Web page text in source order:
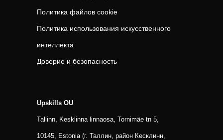
Политика файлов cookie
Политика использования искусственного
интеллекта
Доверие и безопасность
Upskills OU
Tallinn, Kesklinna linnaosa, Tornimäe tn 5,
10145, Estonia (г. Таллин, район Кесклинн,